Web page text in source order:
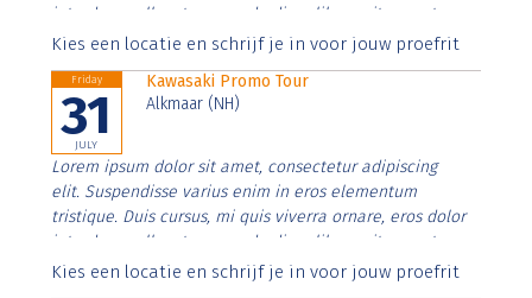
interdum nulla, ut commodo diam libero vitae erat.
Aenean faucibus nibh et justo cursus id rutrum lorem
Kies een locatie en schrijf je in voor jouw proefrit
Friday
31
JULY
Kawasaki Promo Tour
Alkmaar (NH)
Lorem ipsum dolor sit amet, consectetur adipiscing
elit. Suspendisse varius enim in eros elementum
tristique. Duis cursus, mi quis viverra ornare, eros dolor
interdum nulla, ut commodo diam libero vitae erat.
Aenean faucibus nibh et justo cursus id rutrum lorem
Kies een locatie en schrijf je in voor jouw proefrit